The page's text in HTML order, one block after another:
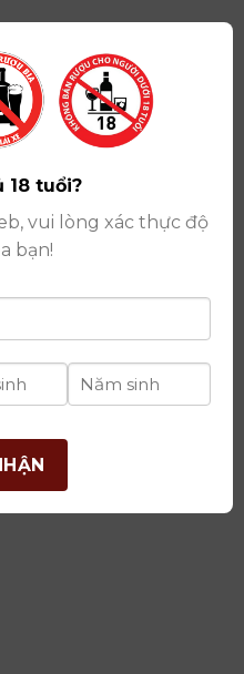
Thành Phố Hà Nội
Phường Ngọc Hà,
Sở Tài Chính Thành
07/05/2008,đăng ký
2025
số : 529/GP-BCT do Bộ
2022
Đầu tư và phát triển
18 tuổi?
vui lòng xác thực độ
bạn!